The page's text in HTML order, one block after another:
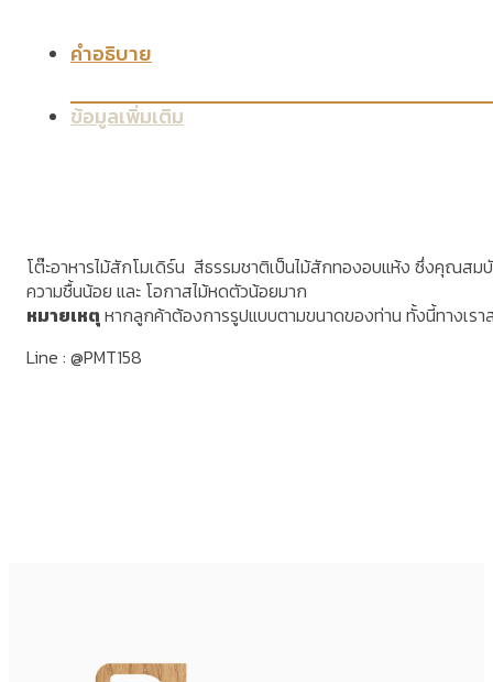
คำอธิบาย
ข้อมูลเพิ่มเติม
โต๊ะอาหารไม้สักโมเดิร์น สีธรรมชาติเป็นไม้สักทองอบแห้ง ซึ่งคุณสม
ความชื้นน้อย และ โอกาสไม้หดตัวน้อยมาก
หมายเหตุหากลูกค้าต้องการรูปแบบตามขนาดของท่าน ทั้งนี้ทางเร
Line : @PMT158